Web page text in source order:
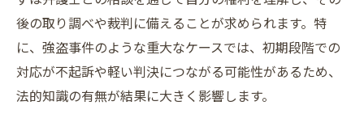
後の取り調べや裁判に備えることが求められます。特
に、強盗事件のような重大なケースでは、初期段階での
対応が不起訴や軽い判決につながる可能性があるため、
法的知識の有無が結果に大きく影響します。